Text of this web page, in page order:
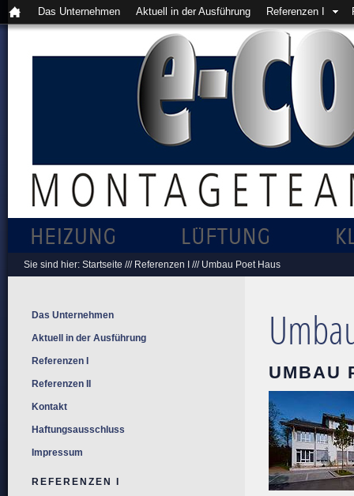
Das Unternehmen Aktuell in der Ausführung Referenzen I
Sie sind hier: Startseite /// Referenzen I /// Umbau Poet Haus
UMBAU
Das Unternehmen
Aktuell in der Ausführung
Referenzen I
Referenzen II
Kontakt
Haftungsausschluss
Impressum
REFERENZEN I